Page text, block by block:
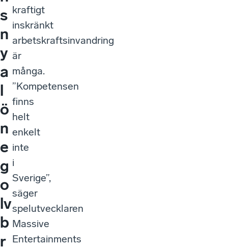
s
n
y
a
l
ö
n
e
g
o
lv
b
r
kraftigt
inskränkt
arbetskraftsinvandring
är
många.
”Kompetensen
finns
helt
enkelt
inte
i
Sverige”,
säger
spelutvecklaren
Massive
Entertainments